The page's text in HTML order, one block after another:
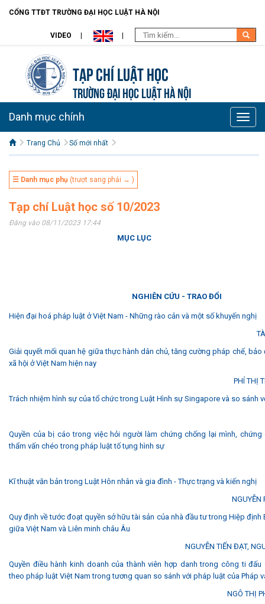
CỔNG TTĐT TRƯỜNG ĐẠI HỌC LUẬT HÀ NỘI
VIDEO
Tạp chí Luật học
TRƯỜNG ĐẠI HỌC LUẬT HÀ NỘI
Toggle
Danh mục chính
Trang Chủ Số mới nhất
☰ Danh mục phụ (trượt sang phải → )
Tạp chí Luật học số 10/2023
Đăng vào 08/11/2023 17:44
MỤC LỤC
NGHIÊN CỨU - TRAO ĐỔI
Hiện đại hoá pháp luật ở Việt Nam - Những rào cản và một số khuyến nghị
Giải quyết mối quan hệ giữa thực hành dân chủ, tăng cường pháp chế,
xã hội ở Việt Nam hiện nay
PHÍ THỊ
Trách nhiệm hình sự của tổ chức trong Luật Hình sự Singapore và so sánh
Quyền của bị cáo trong việc hỏi người làm chứng chống lại mình,
thẩm vấn chéo trong pháp luật tố tụng hình sự
Kĩ thuật văn bản trong Luật Hôn nhân và gia đình - Thực trạng và kiến nghị
NGUYỄN
Quy định về tước đoạt quyền sở hữu tài sản của nhà đầu tư trong Hiệp định
giữa Việt Nam và Liên minh châu Âu
NGUYỄN TIẾN ĐẠT,
Quyền điều hành kinh doanh của thành viên hợp danh trong công ti đấu
theo pháp luật Việt Nam trong tương quan so sánh với pháp luật của Pháp
NGÔ THỊ